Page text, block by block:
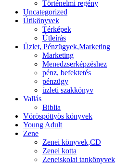
Történelmi regény
Uncategorized
Útikönyvek
Térképek
Útleírás
Üzlet, Pénzügyek,Marketing
Marketing
Menedzserképzéshez
pénz, befektetés
pénzügy
üzleti szakkönyv
Vallás
Biblia
Vöröspöttyös könyvek
Young Adult
Zene
Zenei könyvek,CD
Zenei kotta
Zeneiskolai tankönyvek